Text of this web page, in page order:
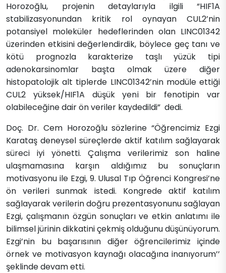
Horozoğlu, projenin detaylarıyla ilgili “HIF1A
stabilizasyonundan kritik rol oynayan CUL2’nin
potansiyel moleküler hedeflerinden olan LINC01342
üzerinden etkisini değerlendirdik, böylece geç tanı ve
kötü prognozla karakterize taşlı yüzük tipi
adenokarsinomlar başta olmak üzere diğer
histopatolojik alt tiplerde LINC01342’nin modüle ettiği
CUL2 yüksek/HIF1A düşük yeni bir fenotipin var
olabileceğine dair ön veriler kaydedildi” dedi.
Doç. Dr. Cem Horozoğlu sözlerine “Öğrencimiz Ezgi
Karataş deneysel süreçlerde aktif katılım sağlayarak
süreci iyi yönetti. Çalışma verilerimiz son haline
ulaşmamasına karşın aldığımız bu sonuçların
motivasyonu ile Ezgi, 9. Ulusal Tıp Öğrenci Kongresi’ne
ön verileri sunmak istedi. Kongrede aktif katılım
sağlayarak verilerin doğru prezentasyonunu sağlayan
Ezgi, çalışmanın özgün sonuçları ve etkin anlatımı ile
bilimsel jürinin dikkatini çekmiş olduğunu düşünüyorum.
Ezgi’nin bu başarısının diğer öğrencilerimiz içinde
örnek ve motivasyon kaynağı olacağına inanıyorum’’
şeklinde devam etti.